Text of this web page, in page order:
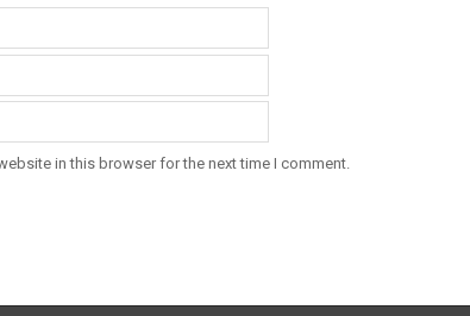
in this browser for the next time I comment.